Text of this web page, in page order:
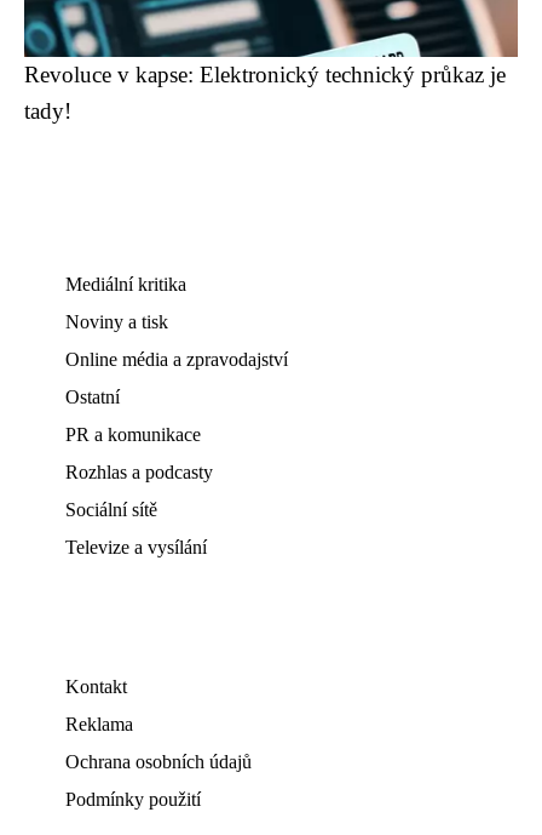
Revoluce v kapse: Elektronický technický průkaz je
tady!
Mediální kritika
Noviny a tisk
Online média a zpravodajství
Ostatní
PR a komunikace
Rozhlas a podcasty
Sociální sítě
Televize a vysílání
Kontakt
Reklama
Ochrana osobních údajů
Podmínky použití